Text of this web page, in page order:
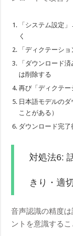
「システム設定
く
「ディクテーシ
「ダウンロード
は削除する
再び「ディクテ
日本語モデルの
ことがある）
ダウンロード完
対処法6:
きり・適
音声認識の精度
ントを意識する